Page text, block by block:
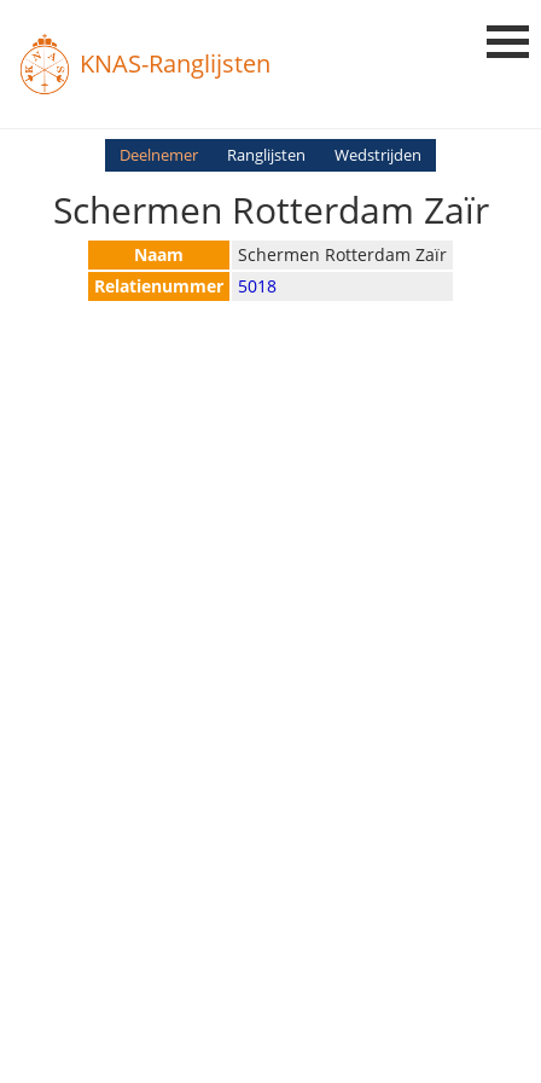
KNAS-Ranglijsten
Login
Ranglijsten
Uitslagen
Deelnemer Ranglijsten Wedstrijden
Schermen Rotterdam Zaïr
Naam
Schermen Rotterdam Zaïr
Relatienummer
5018